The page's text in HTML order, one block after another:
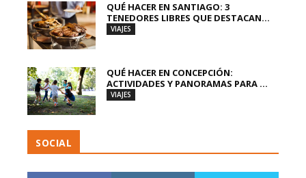
QUÉ HACER EN SANTIAGO: 3
TENEDORES LIBRES QUE DESTACAN...
VIAJES
QUÉ HACER EN CONCEPCIÓN:
ACTIVIDADES Y PANORAMAS PARA ...
VIAJES
SOCIAL